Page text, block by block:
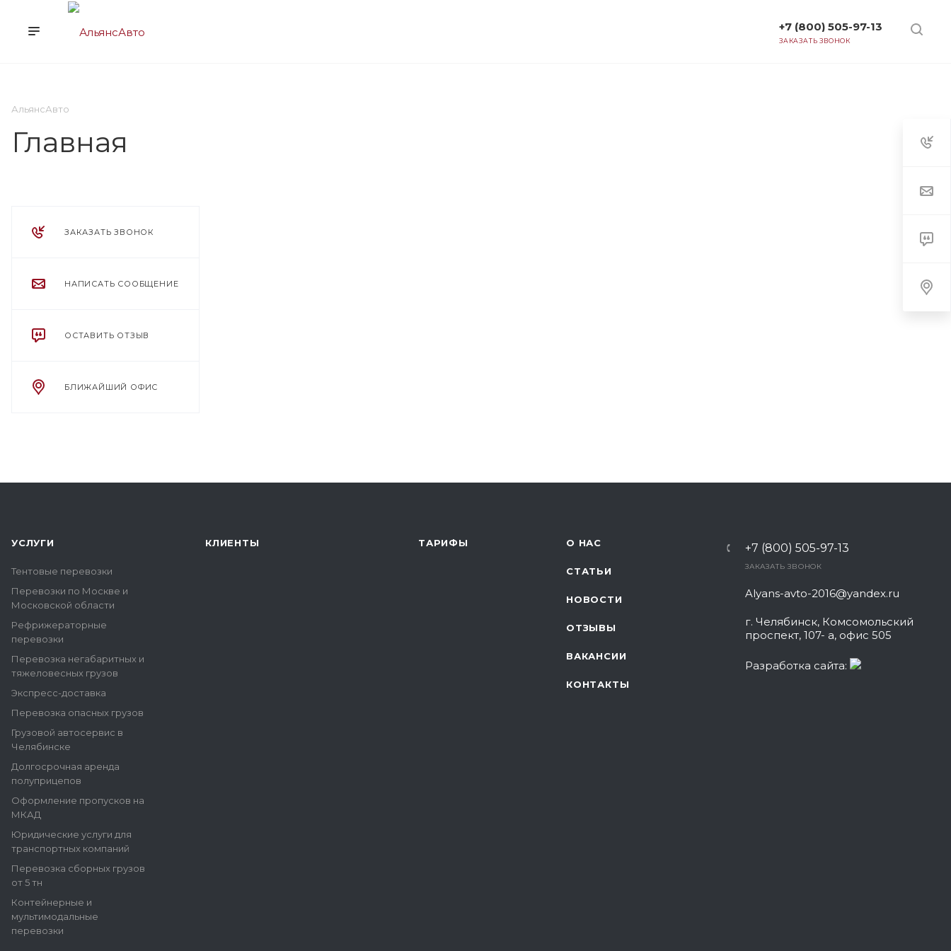
+7 (800) 505-97-13
ЗАКАЗАТЬ ЗВОНОК
АльянсАвто
Главная
ЗАКАЗАТЬ ЗВОНОК
НАПИСАТЬ СООБЩЕНИЕ
ОСТАВИТЬ ОТЗЫВ
БЛИЖАЙШИЙ ОФИС
УСЛУГИ
Тентовые перевозки
Перевозки по Москве и
Московской области
Рефрижераторные
перевозки
Перевозка негабаритных и
тяжеловесных грузов
Экспресс-доставка
Перевозка опасных грузов
Грузовой автосервис в
Челябинске
Долгосрочная аренда
полуприцепов
Оформление пропусков на
МКАД
Юридические услуги для
транспортных компаний
Перевозка сборных грузов
от 5 тн
Контейнерные и
мультимодальные
перевозки
КЛИЕНТЫ ТАРИФЫ О НАС
СТАТЬИ
НОВОСТИ
ОТЗЫВЫ
ВАКАНСИИ
КОНТАКТЫ
+7 (800) 505-97-13
ЗАКАЗАТЬ ЗВОНОК
Alyans-avto-2016@yandex.ru
г. Челябинск, Комсомольский
проспект, 107- а, офис 505
Разработка сайта: